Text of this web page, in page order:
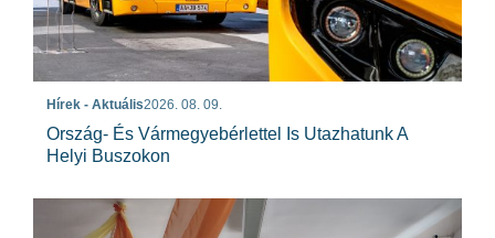
Hírek - Aktuális2026. 08. 09.
Ország- És Vármegyebérlettel Is Utazhatunk A
Helyi Buszokon